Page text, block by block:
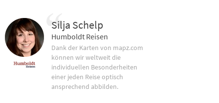
Silja Schelp
Humboldt Reisen
Dank der Karten von mapz.com
können wir weltweit die
individuellen Besonderheiten
einer jeden Reise optisch
ansprechend abbilden.